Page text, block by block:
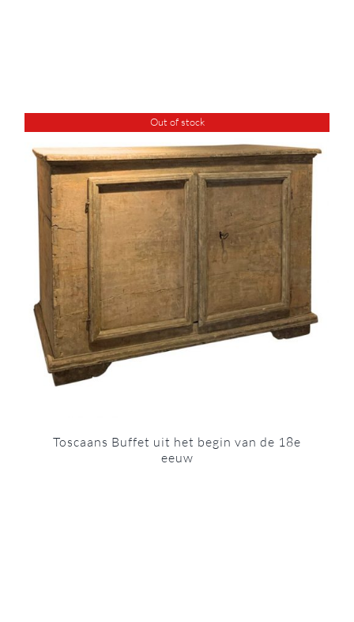
Out of stock
Toscaans Buffet uit het begin van de 18e
eeuw